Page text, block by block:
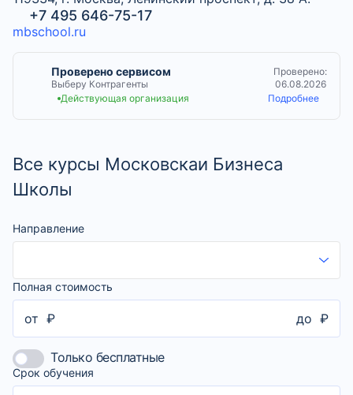
+7 495 646-75-17
mbschool.ru
Проверено сервисом
Выберу Контрагенты
Проверено:
06.08.2026
Действующая организация
Подробнее
Все курсы Московскаи Бизнеса
Школы
Направление
Полная стоимость
от ₽ до ₽
Только бесплатные
Срок обучения